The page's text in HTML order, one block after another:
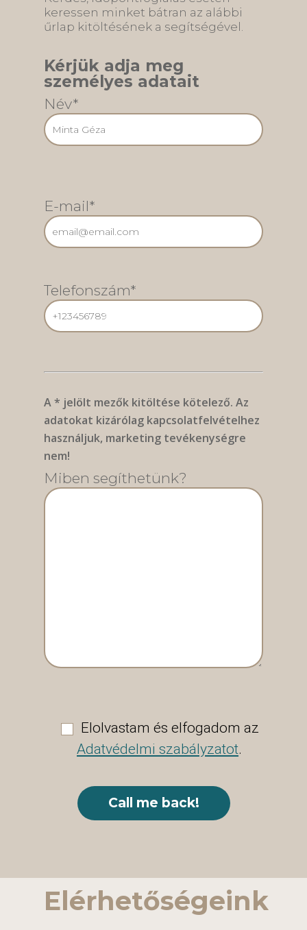
Íme egy
magabiztos
mosoly: Használt…
eltávolításakor
egy speciális
retenciós…
keressen minket bátran az alábbi
űrlap kitöltésének a segítségével.
Kérjük adja meg
személyes adatait
Név*
E-mail*
Telefonszám*
A * jelölt mezők kitöltése kötelező. Az
adatokat kizárólag kapcsolatfelvételhez
használjuk, marketing tevékenységre
nem!
Miben segíthetünk?
Elolvastam és elfogadom az
Adatvédelmi szabályzatot.
Elérhetőségeink